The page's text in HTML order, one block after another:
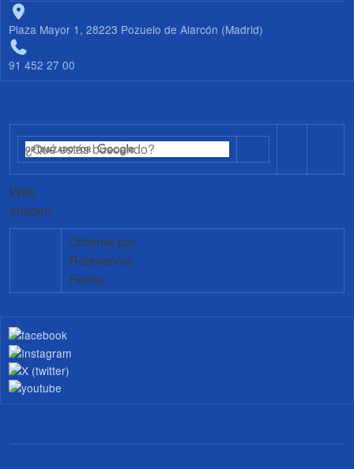
Plaza Mayor 1, 28223 Pozuelo de Alarcón (Madrid)
91 452 27 00
Web
Imagen
Ordenar por
Relevancia
Fecha